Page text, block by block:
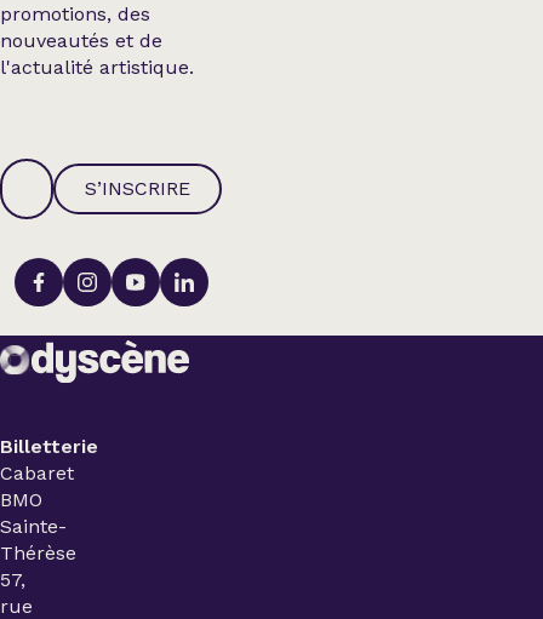
promotions, des
nouveautés et de
l'actualité artistique.
S’INSCRIRE
Billetterie
Cabaret
BMO
Sainte-
Thérèse
57,
rue